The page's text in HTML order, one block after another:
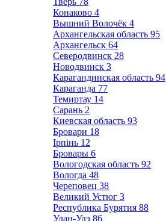
Конаково 4
Вышний Волочёк 4
Архангельская область 95
Архангельск 64
Северодвинск 28
Новодвинск 3
Карагандинская область 94
Караганда 77
Темиртау 14
Сарань 2
Киевская область 93
Бровари 18
Ірпінь 12
Бровары 6
Вологодская область 92
Вологда 48
Череповец 38
Великий Устюг 3
Республика Бурятия 88
Улан-Удэ 86